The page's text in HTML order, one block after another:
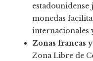
estadounidense
monedas
internacionales
Zonas francas
Zona Libre de